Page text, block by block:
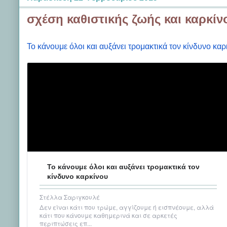
σχέση καθιστικής ζωής και
Το κάνουμε όλοι και αυξάνει τρομακτικά τον κίνδυνο
Το κάνουμε όλοι και αυξάνει τρομακτικά τον
κίνδυνο καρκίνου
Στέλλα Σαριγκουλέ
Δεν είναι κάτι που τρώμε, αγγίζουμε ή εισπνέουμε, αλλά
κάτι που κάνουμε καθημερινά και σε αρκετές
περιπτώσεις επ...